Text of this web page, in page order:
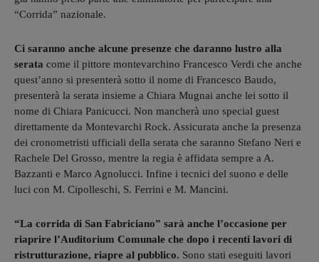
“Corrida” nazionale.
Ci saranno anche alcune presenze che daranno lustro alla
serata come il pittore montevarchino Francesco Verdi che anche
quest’anno si presenterà sotto il nome di Francesco Baudo,
presenterà la serata insieme a Chiara Mugnai anche lei sotto il
nome di Chiara Panicucci. Non mancherà uno special guest
direttamente da Montevarchi Rock. Assicurata anche la presenza
dei cronometristi ufficiali della serata che saranno Stefano Neri e
Rachele Del Grosso, mentre la regia è affidata sempre a A.
Bazzanti e Marco Agnolucci. Infine i tecnici del suono e delle
luci con M. Cipolleschi, S. Ferrini e M. Mancini.
“La corrida di San Fabriciano” sarà anche l’occasione per
riaprire l’Auditorium Comunale che dopo i recenti lavori di
ristrutturazione, riapre al pubblico. Sono stati eseguiti lavori